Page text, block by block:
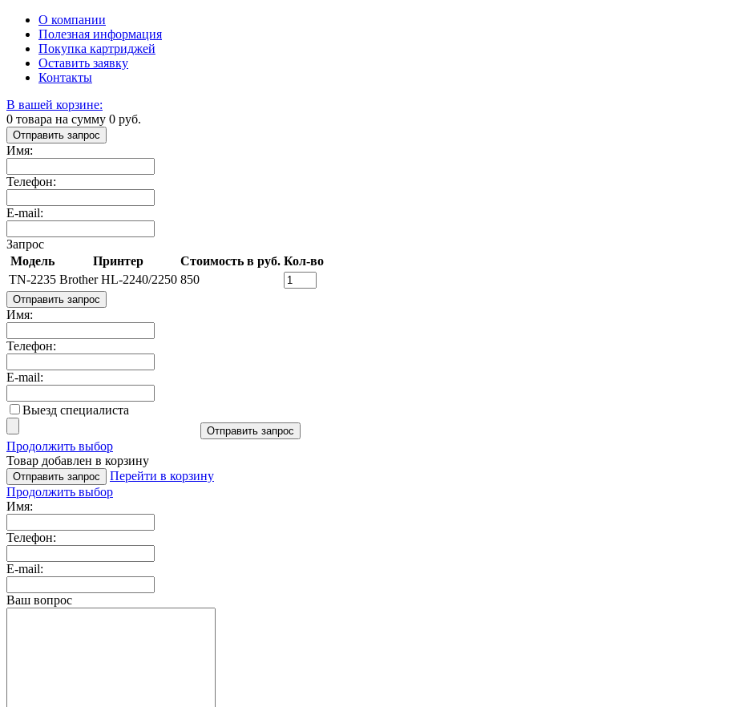
О компании
Полезная информация
Покупка картриджей
Оставить заявку
Контакты
В вашей корзине:
0 товара на сумму 0 руб.
Отправить запрос
Имя:
Телефон:
E-mail:
Запрос
Модель
Принтер Стоимость в руб. Кол-во
TN-2235 Brother HL-2240/2250 850
Отправить запрос
Имя:
Телефон:
E-mail:
Выезд специалиста
Отправить запрос
Продолжить выбор
Товар добавлен в корзину
Отправить запрос
Перейти в корзину
Продолжить выбор
Имя:
Телефон:
E-mail:
Ваш вопрос